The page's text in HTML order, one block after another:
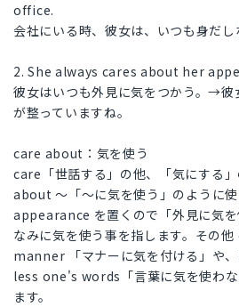
office.
会社にいる時、彼女は、いつも身だし
2. She always cares about her
彼女はいつも外見に気をつかう。→彼
が整っていますね。
care about：気を使う
care「世話する」の他、「気にする
about ～「～に気を使う」のように
appearance を置くので「外見に気
なみに気を使う事を指します。その
manner 「マナーに気を付ける」や
less one's words「言葉に気を使わ
ます。